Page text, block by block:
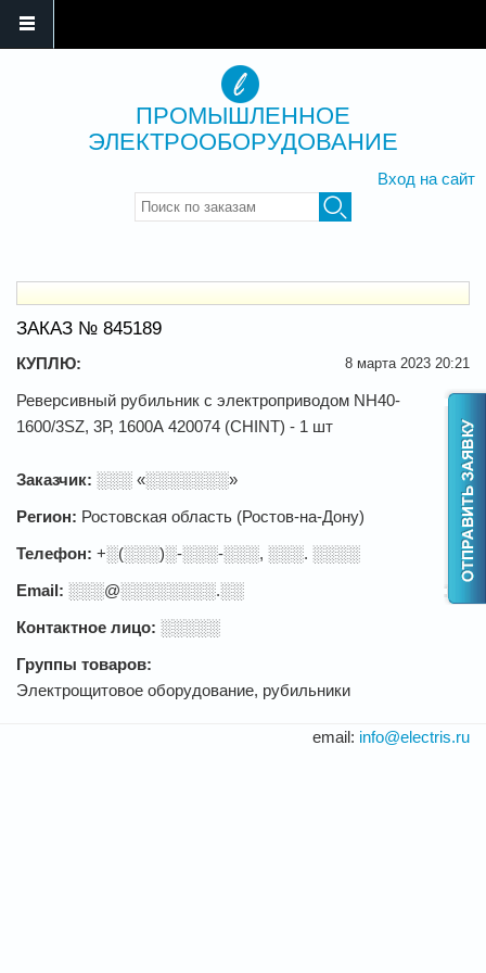
ПРОМЫШЛЕННОЕ
ЭЛЕКТРООБОРУДОВАНИЕ
Вход на сайт
Введите ключевые слова для
ЗАКАЗ № 845189
8 марта 2023 20:21
КУПЛЮ:
Реверсивный рубильник с электроприводом NH40-
1600/3SZ, 3Р, 1600А 420074 (CHINT) - 1 шт
Заказчик: ░░░ «░░░░░░░»
Регион: Ростовская область (Ростов-на-Дону)
Телефон: +░(░░░)░-░░░-░░░, ░░░. ░░░░
Email: ░░░@░░░░░░░░.░░
Контактное лицо: ░░░░░
Группы товаров:
Электрощитовое оборудование, рубильники
email: info@electris.ru